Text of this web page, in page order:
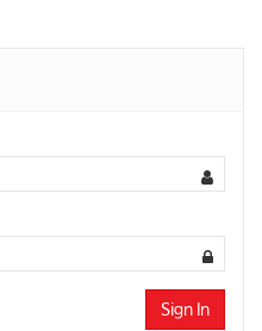
Sign In